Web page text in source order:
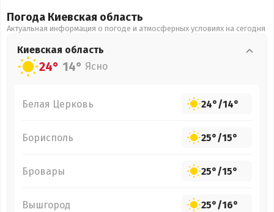
Погода Киевская область
Актуальная информация о погоде и атмосферных условиях на сегодня
Киевская область
24° 14° Ясно
Белая Церковь 24°/14°
Борисполь 25°/15°
Бровары 25°/15°
Вышгород 25°/16°